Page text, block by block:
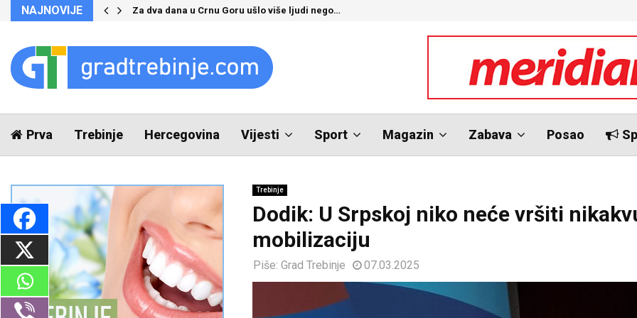
NAJNOVIJE Za dva dana u Crnu Goru ušlo više ljudi nego…
Prva Trebinje Hercegovina Vijesti Sport Magazin Zabava Posao
Trebinje
Dodik: U Srpskoj niko neće vršiti
mobilizaciju
Piše: Grad Trebinje 07.03.2025